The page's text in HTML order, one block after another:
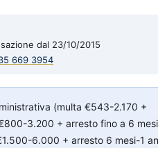
dal 23/10/2015
669 3954
(multa €543-2.170 +
3.200 + arresto fino a 6
6.000 + arresto 6 mesi-1